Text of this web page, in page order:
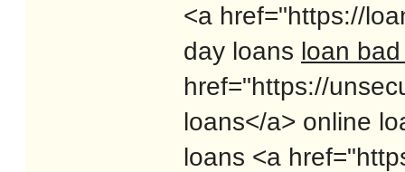
<a href="https://
day loans loan
href="https://
loans</a> online
loans <a